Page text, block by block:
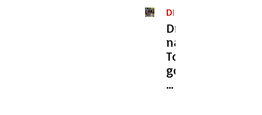
DIRKA
PO
FRANCIJI
Drama
na
Touru,
gozdni
požari